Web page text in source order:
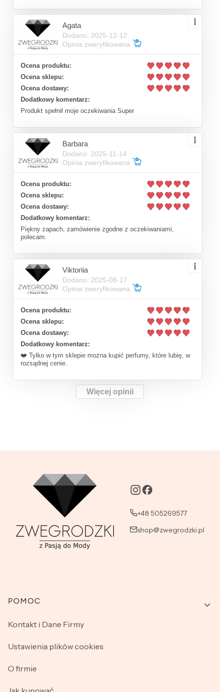
Agata
Dodano: 2025-12-12
Opinia zweryfikowana
Ocena produktu:
Ocena sklepu:
Ocena dostawy:
Dodatkowy komentarz:
Produkt spełnił moje oczekiwania Super
Barbara
Dodano: 2025-11-14
Opinia zweryfikowana
Ocena produktu:
Ocena sklepu:
Ocena dostawy:
Dodatkowy komentarz:
Piękny zapach, zamówienie zgodne z oczekiwaniami,
polecam.
Viktoriia
Dodano: 2025-08-17
Opinia zweryfikowana
Ocena produktu:
Ocena sklepu:
Ocena dostawy:
Dodatkowy komentarz:
❤️ Tylko w tym sklepie można kupić perfumy, które lubię, w
rozsądnej cenie.
Więcej opinii
+48 505269577
shop@zwegrodzki.pl
Linki w stopce
POMOC
Kontakt i Dane Firmy
Ustawienia plików cookies
O firmie